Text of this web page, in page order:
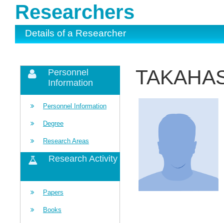
Researchers
Details of a Researcher
Personnel
Information
Personnel Information
Degree
Research Areas
Research Activity
Papers
Books